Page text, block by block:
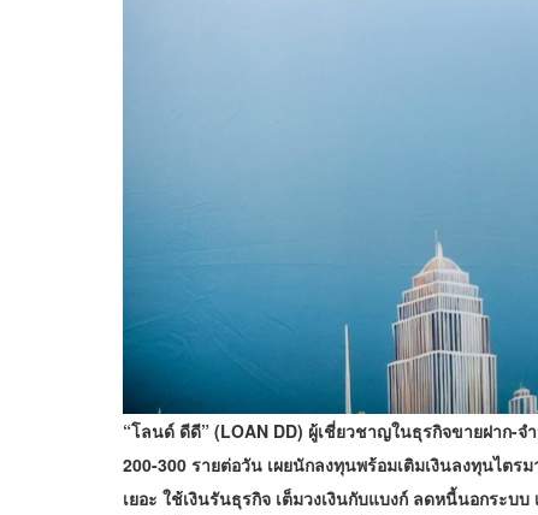
“โลนด์ ดีดี” (LOAN DD) ผู้เชี่ยวชาญในธุรกิจขายฝาก-
200-300 รายต่อวัน เผยนักลงทุนพร้อมเติมเงินลงทุนไต
เยอะ ใช้เงินรันธุรกิจ เต็มวงเงินกับแบงก์ ลดหนี้นอกระ